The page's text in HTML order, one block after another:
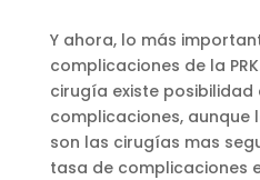
Y ahora, lo más
complicaciones de la
cirugía existe posibilidad
complicaciones,
son las cirugías mas
tasa de complicaciones